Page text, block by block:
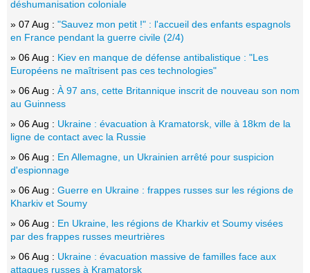
déshumanisation coloniale
» 07 Aug : "Sauvez mon petit !" : l'accueil des enfants espagnols
en France pendant la guerre civile (2/4)
» 06 Aug : Kiev en manque de défense antibalistique : "Les
Européens ne maîtrisent pas ces technologies"
» 06 Aug : À 97 ans, cette Britannique inscrit de nouveau son nom
au Guinness
» 06 Aug : Ukraine : évacuation à Kramatorsk, ville à 18km de la
ligne de contact avec la Russie
» 06 Aug : En Allemagne, un Ukrainien arrêté pour suspicion
d'espionnage
» 06 Aug : Guerre en Ukraine : frappes russes sur les régions de
Kharkiv et Soumy
» 06 Aug : En Ukraine, les régions de Kharkiv et Soumy visées
par des frappes russes meurtrières
» 06 Aug : Ukraine : évacuation massive de familles face aux
attaques russes à Kramatorsk